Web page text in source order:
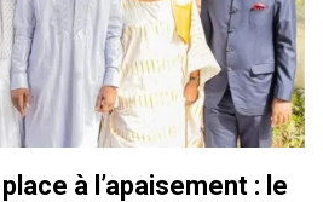
à l’apaisement : le